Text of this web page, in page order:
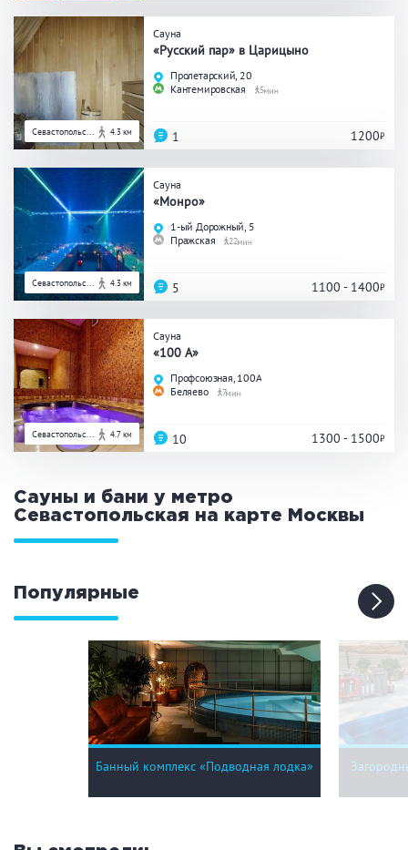
Бильярд
Караоке
Кальян
Кухня
Заказ по меню
Удобства
На берегу водоема
Комната отдыха
Детская комната
Сеновал
Севастопольс... 4.3 км
Сауна
«Русский пар» в Царицыно
Пролетарский, 20
Кантемировская
5
1200
1
Севастопольс... 4.3 км
Сауна
«Монро»
1-ый Дорожный, 5
Пражская
22
1100 - 1400
5
Севастопольс... 4.7 км
Сауна
«100 A»
Профсоюзная, 100А
Беляево
7
1300 - 1500
10
Сауны и бани у метро
Севастопольская на карте
Москвы
Популярные
Банный комплекс «Подводная лодка»